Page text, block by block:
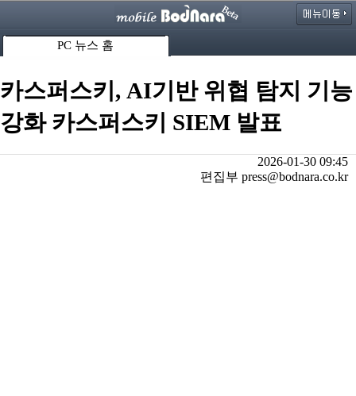
PC 뉴스 홈
카스퍼스키, AI기반 위협 탐지 기능
강화 카스퍼스키 SIEM 발표
2026-01-30 09:45
편집부 press@bodnara.co.kr